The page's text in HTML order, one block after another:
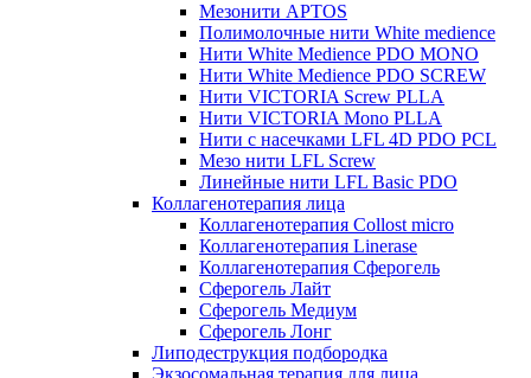
Мезонити APTOS
Полимолочные нити White medience
Нити White Medience PDO MONO
Нити White Medience PDO SCREW
Нити VICTORIA Screw PLLA
Нити VICTORIA Mono PLLA
Нити с насечками LFL 4D PDO PCL
Мезо нити LFL Screw
Линейные нити LFL Basic PDO
Коллагенотерапия лица
Коллагенотерапия Collost micro
Коллагенотерапия Linerase
Коллагенотерапия Сферогель
Сферогель Лайт
Сферогель Медиум
Сферогель Лонг
Липодеструкция подбородка
Экзосомальная терапия для лица